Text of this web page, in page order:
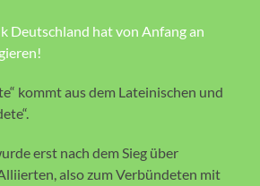
Deutschland hat von Anfang an
kommt aus dem Lateinischen und
erst nach dem Sieg über
also zum Verbündeten mit